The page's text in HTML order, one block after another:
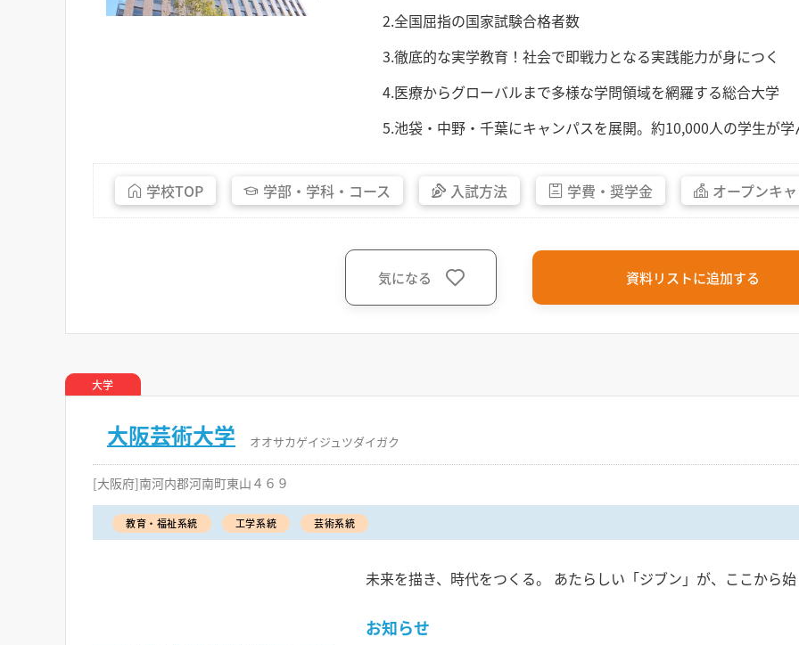
2.全国屈指の国家試験合格者数
3.徹底的な実学教育！社会で即戦力となる実践能力が身につく
4.医療からグローバルまで多様な学問領域を網羅する総合大学
5.池袋・中野・千葉にキャンパスを展開。約10,000人の学生が学
学校TOP 学部・ 学科・ コース 入試方法 学費・ 奨学金 オープンキ
気になる 資料リストに追加する
大学
大阪芸術大学 オオサカゲイジュツダイガク
[大阪府]南河内郡河南町東山４６９
教育・福祉系統 工学系統 芸術系統
未来を描き、時代をつくる。 あたらしい「ジブン」が、ここから始
お知らせ